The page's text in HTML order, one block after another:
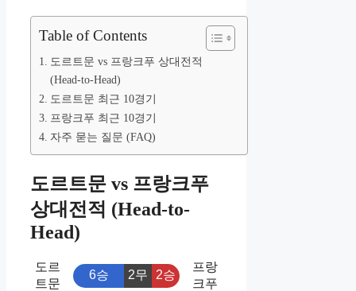
Table of Contents
도르트문 vs 프랑크푸 상대전적
(Head-to-Head)
도르트문 최근 10경기
프랑크푸 최근 10경기
자주 묻는 질문 (FAQ)
도르트문 vs 프랑크푸
상대전적 (Head-to-
Head)
도르
트문
6승 2무 2승
프랑
크푸